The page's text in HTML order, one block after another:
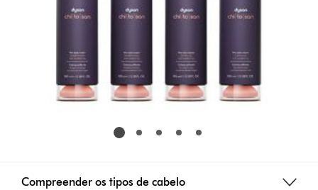
Compreender os tipos de cabelo